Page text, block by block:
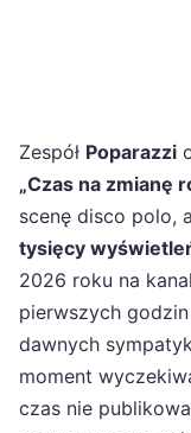
Zespół Poparazzi
„Czas na zmianę
scenę disco polo,
tysięcy
2026 roku na
pierwszych godzin
dawnych
moment
czas nie